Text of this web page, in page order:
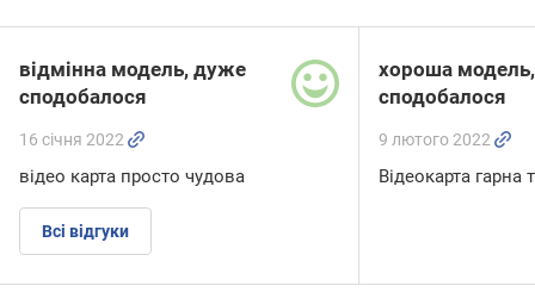
відмінна модель, дуже
сподобалося
16 січня 2022
відео карта просто чудова
Всі відгуки
хороша модель,
сподобалося
9 лютого 2022
Відеокарта гарна